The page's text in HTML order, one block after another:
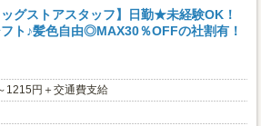
ッグストアスタッフ】日勤★未経験OK！
ト♪髪色自由◎MAX30％OFFの社割有！
1215円＋交通費支給